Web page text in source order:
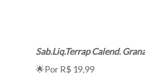
Sab.Liq.Terrap Calend.
🌟Por R$ 19,99